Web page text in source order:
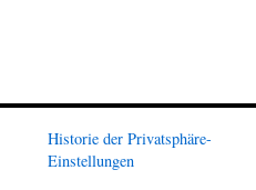
Historie der Privatsphäre-
Einstellungen